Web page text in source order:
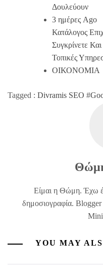
Δουλεύουν
3 ημέρες Ago
Κατάλογος
Συγκρίνετε
Τοπικές
ΟΙΚΟΝΟΜΙΑ
Tagged : Divramis SEO #
Είμαι η Θώμη. Έχω
δημοσιογραφία.
YOU MAY